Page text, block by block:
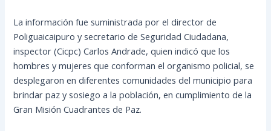
Lainformación fue suministrada por el director de
Poliguaicaipuro y secretario de Seguridad Ciudadana,
inspector (Cicpc) Carlos Andrade, quien indicó que los
hombres y mujeres que conforman el organismo policial, se
desplegaron en diferentes comunidades del municipio para
brindar paz y sosiego a la población, en cumplimiento de la
Gran Misión Cuadrantes de Paz.